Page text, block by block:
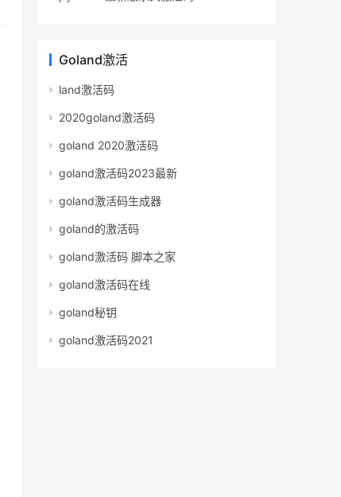
Goland激活
land激活码
2020goland激活码
goland 2020激活码
goland激活码2023最新
goland激活码生成器
goland的激活码
goland激活码 脚本之家
goland激活码在线
goland秘钥
goland激活码2021